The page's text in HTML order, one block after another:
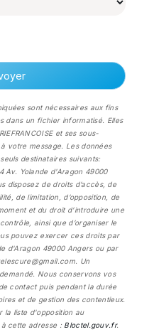
sont nécessaires aux fins
dans un fichier informatisé. Elles
et ses sous-
votre message. Les données
destinataires suivants:
Av. Yolande d'Aragon 49000
disposez de droits d’accès, de
de limitation, d’opposition, de
et du droit d’introduire une
ainsi que d’organiser le
pouvez exercer ces droits par
d'Aragon 49000 Angers ou par
Un
Nous conservons vos
contact puis pendant la durée
et de gestion des contentieux.
la liste d'opposition au
cette adresse : Bloctel.gouv.fr.